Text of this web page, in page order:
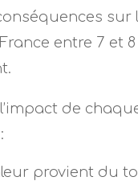
sur
entre 7 et
de
provient du